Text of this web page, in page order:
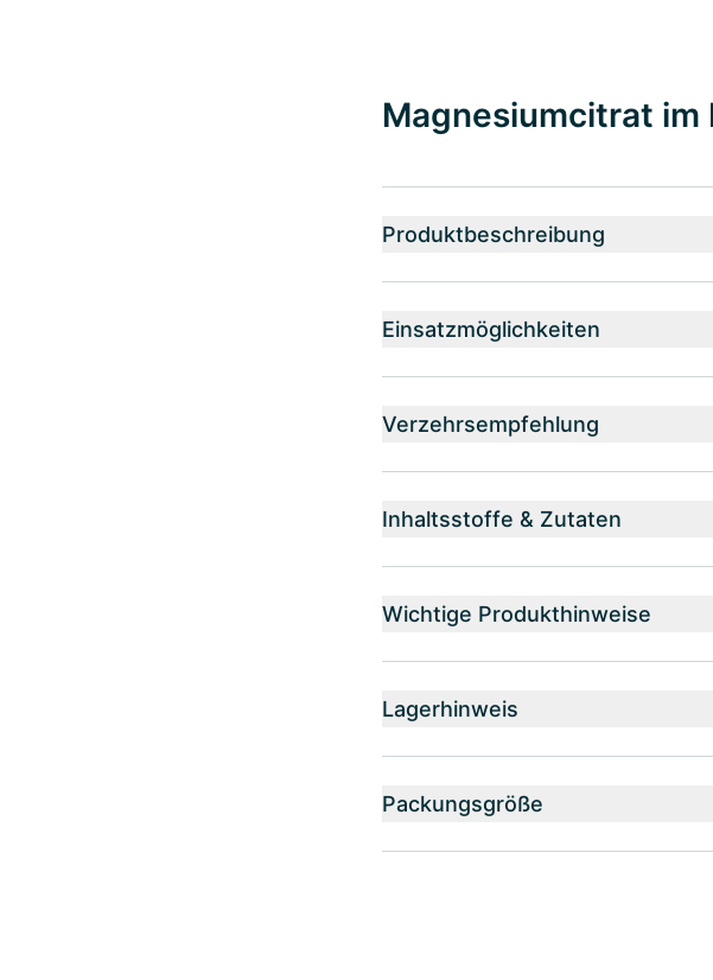
Magnesiumcitrat im
Produktbeschreibung
Einsatzmöglichkeiten
Verzehrsempfehlung
Inhaltsstoffe & Zutaten
Wichtige Produkthinweise
Lagerhinweis
Packungsgröße